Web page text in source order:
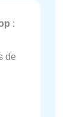
:
de